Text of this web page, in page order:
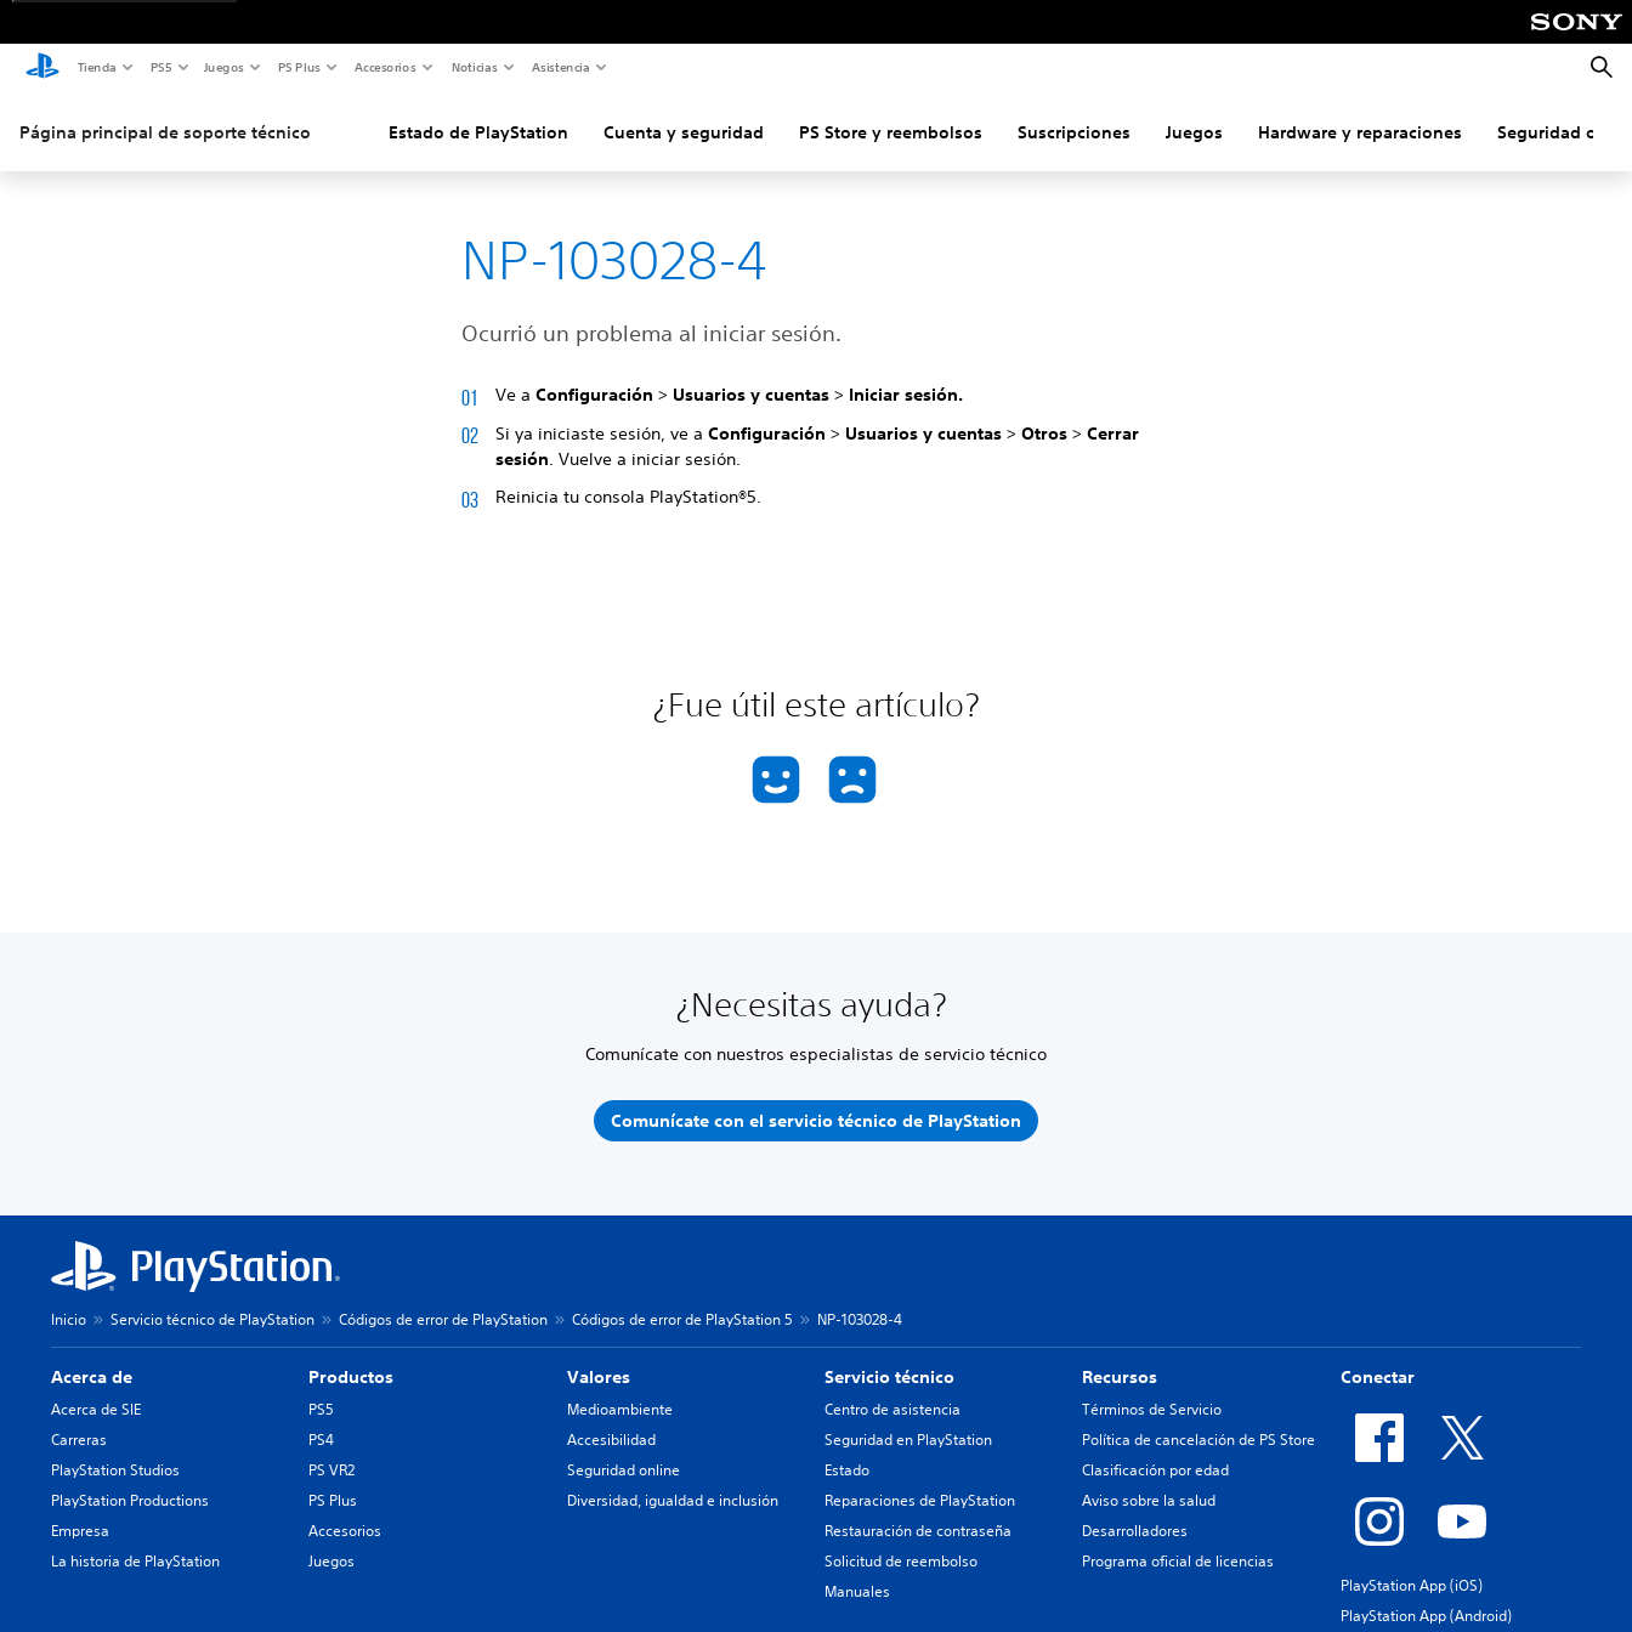
Tienda PS5 Juegos PS Plus Accesorios Noticias Asistencia
Página principal de soporte técnico Estado de PlayStation Cuenta y seguridad PS Store y reembolsos Suscripciones Juegos Hardware y reparaciones Seguridad
NP-103028-4
Ocurrió un problema al iniciar sesión.
Ve aConfiguración> Usuarios y cuentas> Iniciar sesión.
Si ya iniciaste sesión, ve aConfiguración> Usuarios y cuentas>Otros>Cerrar
sesión . Vuelve a iniciar sesión.
Reinicia tu consola PlayStation®5.
¿Fue útil este artículo?
¿Necesitas ayuda?
Comunícate con nuestros especialistas de servicio técnico
Comunícate con el servicio técnico de PlayStation
Inicio Servicio técnico de PlayStation Códigos de error de PlayStation Códigos de error de PlayStation 5 NP-103028-4
Acerca de
Acerca de SIE
Carreras
PlayStation Studios
PlayStation Productions
Empresa
La historia de PlayStation
Productos
PS5
PS4
PS VR2
PS Plus
Accesorios
Juegos
Valores
Medioambiente
Accesibilidad
Seguridad online
Diversidad, igualdad e inclusión
Servicio técnico
Centro de asistencia
Seguridad en PlayStation
Estado
Reparaciones de PlayStation
Restauración de contraseña
Solicitud de reembolso
Manuales
Recursos
Términos de Servicio
Política de cancelación de PS Store
Clasificación por edad
Aviso sobre la salud
Desarrolladores
Programa oficial de licencias
Conectar
PlayStation App (iOS)
PlayStation App (Android)